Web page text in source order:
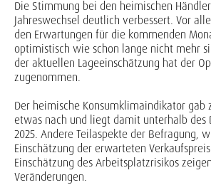
Die Stimmung bei den heimischen
Jahreswechsel deutlich verbessert. Vor
den Erwartungen für die kommenden
optimistisch wie schon lange nicht mehr
der aktuellen Lageeinschätzung hat der
zugenommen.
Der heimische Konsumklimaindikator gab
etwas nach und liegt damit unterhalb des
2025. Andere Teilaspekte der Befragung,
Einschätzung der erwarteten
Einschätzung des Arbeitsplatzrisikos
Veränderungen.